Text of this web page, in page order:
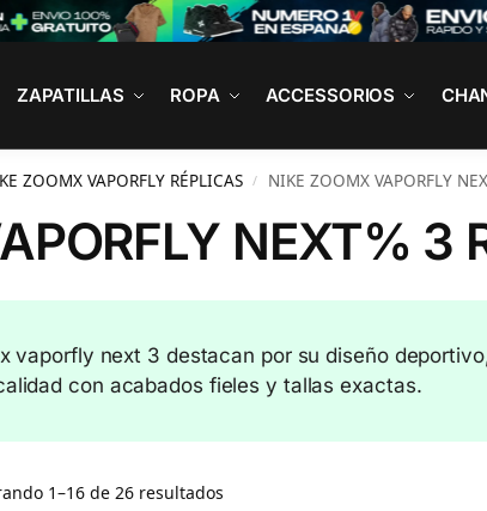
ZAPATILLAS ROPA ACCESSORIOS
ZOOMX VAPORFLY RÉPLICAS / NIKE ZOOMX VAPORFLY
NEXT% 3
vaporfly next 3 destacan por su diseño
con acabados fieles y tallas exactas.
1–16 de 26 resultados